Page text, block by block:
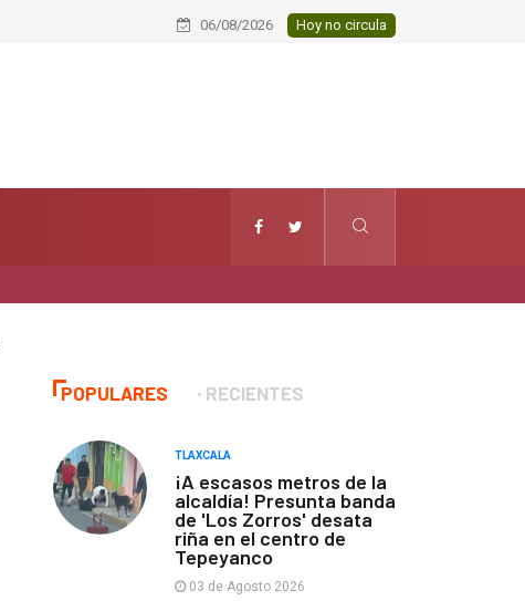
Conmemoran el XXI aniversario
06/08/2026 Hoy no circula
POPULARES RECIENTES
TLAXCALA
¡A escasos metros de la
alcaldía! Presunta banda
de 'Los Zorros' desata
riña en el centro de
Tepeyanco
03 de Agosto 2026